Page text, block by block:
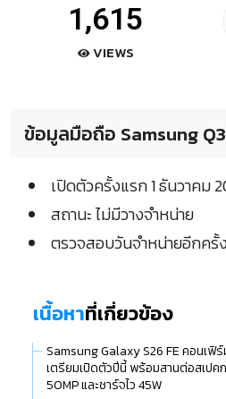
1,615
VIEWS
ข้อมูลมือถือ Samsung
เปิดตัวครั้งแรก 1 ธันวาคม
สถานะ ไม่มีวางจำหน่าย
ตรวจสอบวันจำหน่ายอีกครั้
เนื้อหาที่เกี่ยวข้อง
Samsung Galaxy S26 FE คอนเฟิร์
เตรียมเปิดตัวปีนี้ พร้อมสานต่อสเปค
50MP และชาร์จไว 45W